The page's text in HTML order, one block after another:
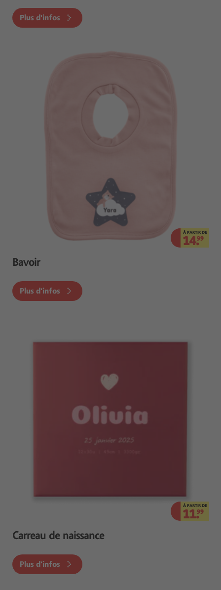
Plus d'infos
À PARTIR DE
14.99
Bavoir
Plus d'infos
À PARTIR DE
11.99
Carreau de naissance
Plus d'infos